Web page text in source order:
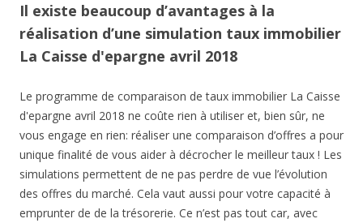
Il existe beaucoup d’avantages à la
réalisation d’une simulation taux immobilier
La Caisse d'epargne avril 2018
Le programme de comparaison de taux immobilier La Caisse
d'epargne avril 2018 ne coûte rien à utiliser et, bien sûr, ne
vous engage en rien: réaliser une comparaison d’offres a pour
unique finalité de vous aider à décrocher le meilleur taux ! Les
simulations permettent de ne pas perdre de vue l’évolution
des offres du marché. Cela vaut aussi pour votre capacité à
emprunter de de la trésorerie. Ce n’est pas tout car, avec